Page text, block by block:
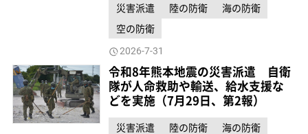
災害派遣 陸の防衛
海の防衛
空の防衛
2026-7-31
令和8年熊本地震の災害派遣 自衛
隊が人命救助や輸送、給水支援な
どを実施（7月29日、第2報）
災害派遣 陸の防衛
海の防衛